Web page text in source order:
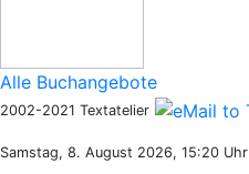
Alle Buchangebote
2002-2021 Textatelier
Samstag, 8. August 2026, 15:20 Uhr